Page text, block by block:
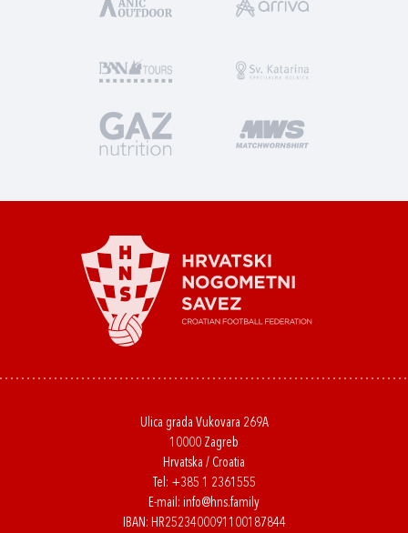
Ulica grada Vukovara 269A
10000 Zagreb
Hrvatska / Croatia
Tel: +385 1 2361555
E-mail: info@hns.family
IBAN: HR2523400091100187844